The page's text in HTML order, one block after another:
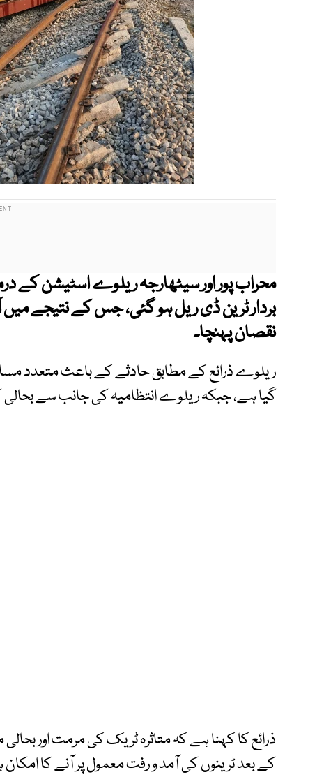
محراب پور اور سیٹھارجہ ریلوے اسٹیشن کے
بردار ٹرین ڈی ریل ہو گئی، جس کے نتیجے میں
نقصان پہنچا۔
ریلوے ذرائع کے مطابق حادثے کے باعث متعدد
گیا ہے، جبکہ ریلوے انتظامیہ کی جانب سے بحالی
کے بعد ٹرینوں کی آمد و رفت معمول پر آنے کا